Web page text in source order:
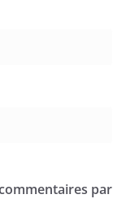
par